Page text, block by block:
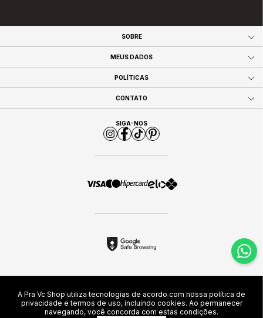
SOBRE
MEUS DADOS
POLÍTICAS
CONTATO
SIGA-NOS
2026 Pra Vc Shop. All rights reserved |
CNPJ: 07.853.960/0001-43
A Pra Vc Shop utiliza tecnologias de acordo com nossa política de
privacidade e termos de uso, incluindo cookies. Ao permanecer
navegando, você concorda com estas condições.